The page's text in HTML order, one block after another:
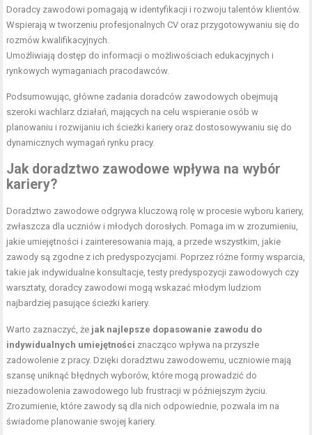
Doradcy zawodowi pomagają w identyfikacji i rozwoju talentów klientów.
Wspierają w tworzeniu profesjonalnych CV oraz przygotowywaniu się do
rozmów kwalifikacyjnych.
Umożliwiają dostęp do informacji o możliwościach edukacyjnych i
rynkowych wymaganiach pracodawców.
Podsumowując, główne zadania doradców zawodowych obejmują
szeroki wachlarz działań, mających na celu wspieranie osób w
planowaniu i rozwijaniu ich ścieżki kariery oraz dostosowywaniu się do
dynamicznych wymagań rynku pracy.
Jak doradztwo zawodowe wpływa na wybór
kariery?
Doradztwo zawodowe odgrywa kluczową rolę w procesie wyboru kariery,
zwłaszcza dla uczniów i młodych dorosłych. Pomaga im w zrozumieniu,
jakie umiejętności i zainteresowania mają, a przede wszystkim, jakie
zawody są zgodne z ich predyspozycjami. Poprzez różne formy wsparcia,
takie jak indywidualne konsultacje, testy predyspozycji zawodowych czy
warsztaty, doradcy zawodowi mogą wskazać młodym ludziom
najbardziej pasujące ścieżki kariery.
Warto zaznaczyć, że jak najlepsze dopasowanie zawodu do
indywidualnych umiejętności znacząco wpływa na przyszłe
zadowolenie z pracy. Dzięki doradztwu zawodowemu, uczniowie mają
szansę uniknąć błędnych wyborów, które mogą prowadzić do
niezadowolenia zawodowego lub frustracji w późniejszym życiu.
Zrozumienie, które zawody są dla nich odpowiednie, pozwala im na
świadome planowanie swojej kariery.